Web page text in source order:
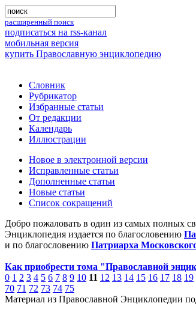
расширенный поиск
подписаться на rss-канал
мобильная версия
купить Православную энциклопедию
Словник
Рубрикатор
Избранные статьи
От редакции
Календарь
Иллюстрации
Новое в электронной версии
Исправленные статьи
Дополненные статьи
Новые статьи
Список сокращений
Добро пожаловать в один из самых полных
Энциклопедия издается по благословению
и по благословению Патриарха
Как приобрести тома "Православной
0 1 2 3 4 5 6 7 8 9 10 11 12 13 14 15 16 17 18 19
70 71 72 73 74 75
Материал из Православной Энциклопедии